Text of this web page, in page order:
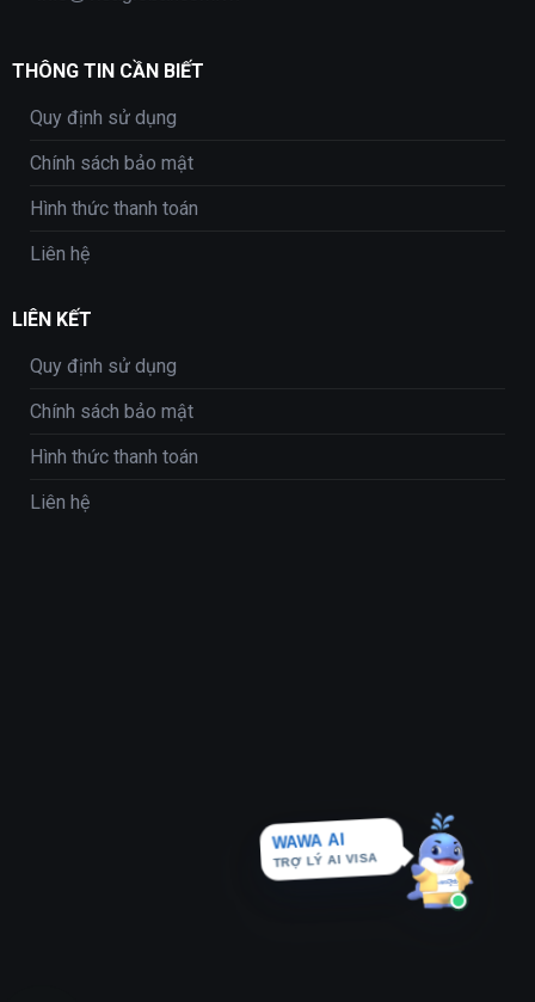
WAWA AI
TRỢ LÝ AI VISA
THÔNG TIN CẦN BIẾT
Quy định sử dụng
Chính sách bảo mật
Hình thức thanh toán
Liên hệ
LIÊN KẾT
Quy định sử dụng
Chính sách bảo mật
Hình thức thanh toán
Liên hệ